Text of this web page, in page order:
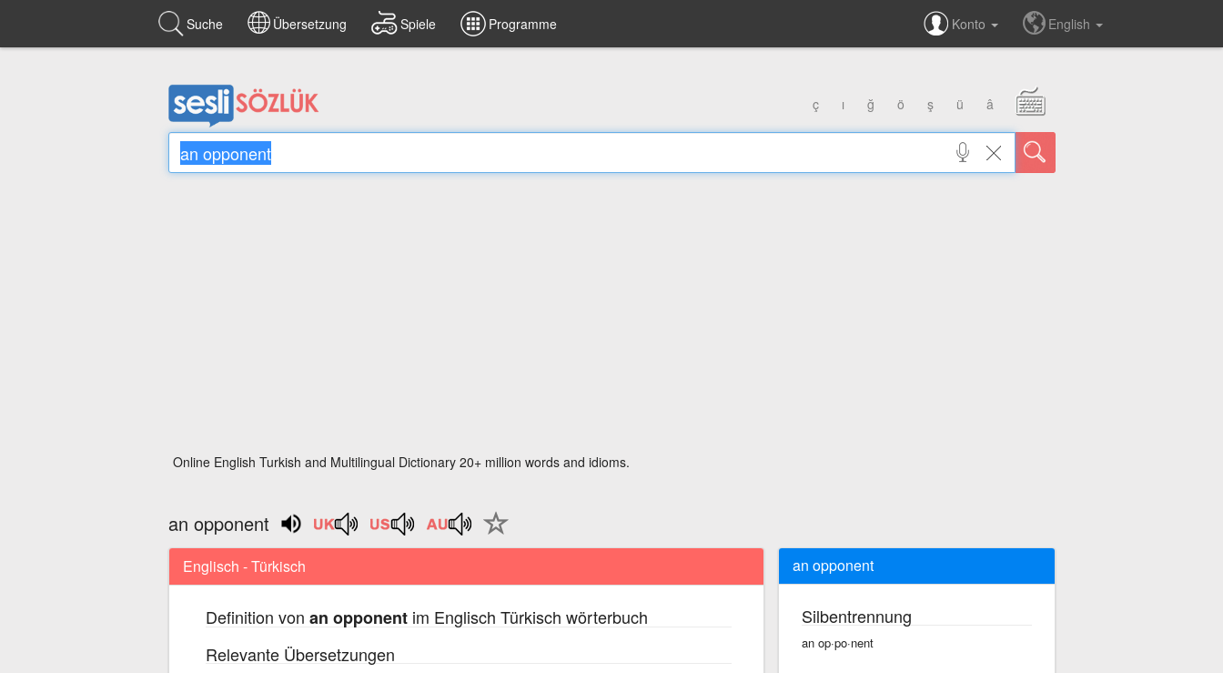
Suche Übersetzung Spiele Programme Konto English
ç ı ğ ö ş ü â
Online English Turkish and Multilingual Dictionary 20+ million words and idioms.
an opponent
Englisch - Türkisch
Definition von an opponentim Englisch Türkisch wörterbuch
Relevante Übersetzungen
an opponent
Silbentrennung
an op·po·nent